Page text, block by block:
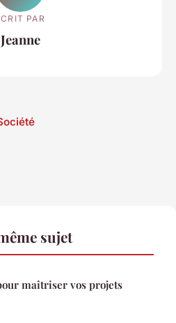
PAR
Jeanne
sujet
maîtriser vos projets